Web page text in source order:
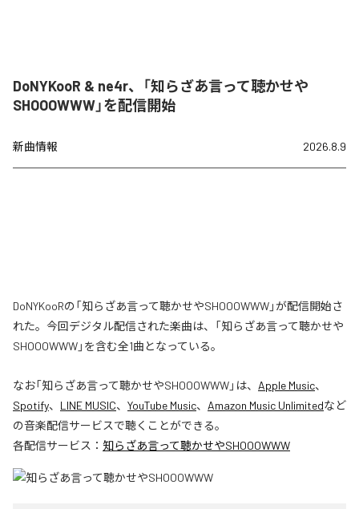
DoNYKooR & ne4r、「知らざあ言って聴かせや
SHOOOWWW」を配信開始
新曲情報 2026.8.9
DoNYKooRの「知らざあ言って聴かせやSHOOOWWW」が配信開始さ
れた。今回デジタル配信された楽曲は、「知らざあ言って聴かせや
SHOOOWWW」を含む全1曲となっている。
なお「知らざあ言って聴かせやSHOOOWWW」は、 Apple Music、
Spotify、 LINE MUSIC、 YouTube Music、 Amazon Music Unlimitedなど
の音楽配信サービスで聴くことができる。
各配信サービス： 知らざあ言って聴かせやSHOOOWWW